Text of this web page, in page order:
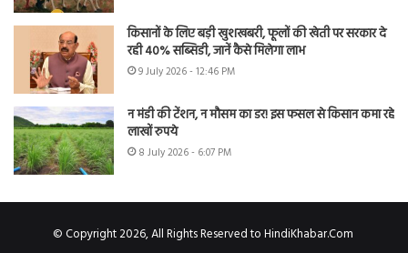
किसानों के लिए बड़ी खुशखबरी, फूलों की खेती पर सरकार दे
रही 40% सब्सिडी, जानें कैसे मिलेगा लाभ
9 July 2026 - 12:46 PM
न मंडी की टेंशन, न मौसम का डर! इस फसल से किसान कमा रहे
लाखों रुपये
8 July 2026 - 6:07 PM
© Copyright 2026, All Rights Reserved to HindiKhabar.Com